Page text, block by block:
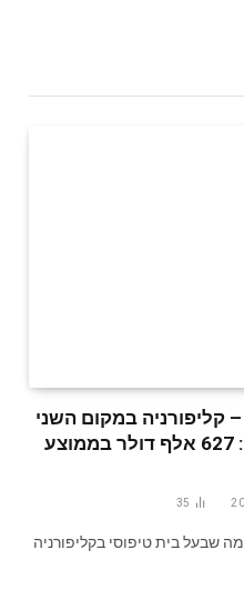
קליפורניה במקום השני
בערכי ההון העצמי על בתים: 627 אלף דולר בממוצע
35
שבעל בית טיפוסי בקליפורניה